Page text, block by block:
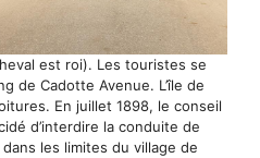
est roi). Les touristes se
de Cadotte Avenue. L’île de
En juillet 1898, le conseil
d’interdire la conduite de
les limites du village de